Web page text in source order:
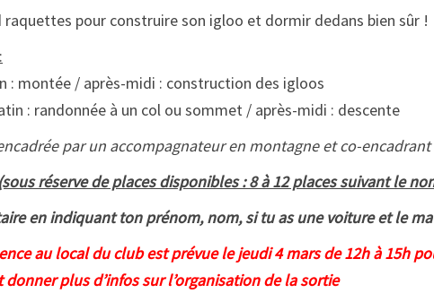
raquettes pour construire son igloo et dormir dedans bien sûr !
: montée / après-midi : construction des igloos
: randonnée à un col ou sommet / après-midi : descente
par un accompagnateur en montagne et co-
réserve de places disponibles : 8 à 12 places suivant le
en indiquant ton prénom, nom, si tu as une voiture et le
au local du club est prévue le jeudi 4 mars de 12h à 15h
donner plus d’infos sur l’organisation de la sortie